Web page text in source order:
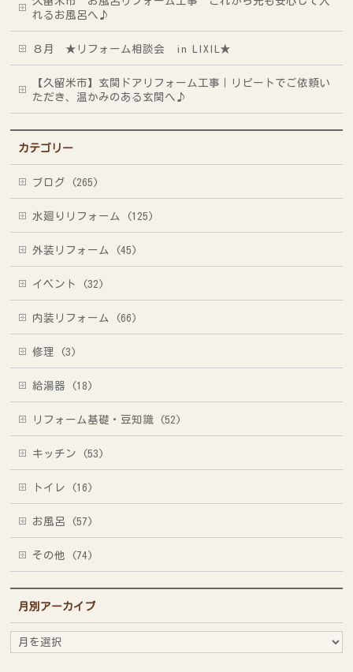
れるお風呂へ♪
８月 ★リフォーム相談会 in LIXIL★
【久留米市】玄関ドアリフォーム工事｜リピートでご依頼い
ただき、温かみのある玄関へ♪
カテゴリー
ブログ (265)
水廻りリフォーム (125)
外装リフォーム (45)
イベント (32)
内装リフォーム (66)
修理 (3)
給湯器 (18)
リフォーム基礎・豆知識 (52)
キッチン (53)
トイレ (16)
お風呂 (57)
その他 (74)
月別アーカイブ
月
別